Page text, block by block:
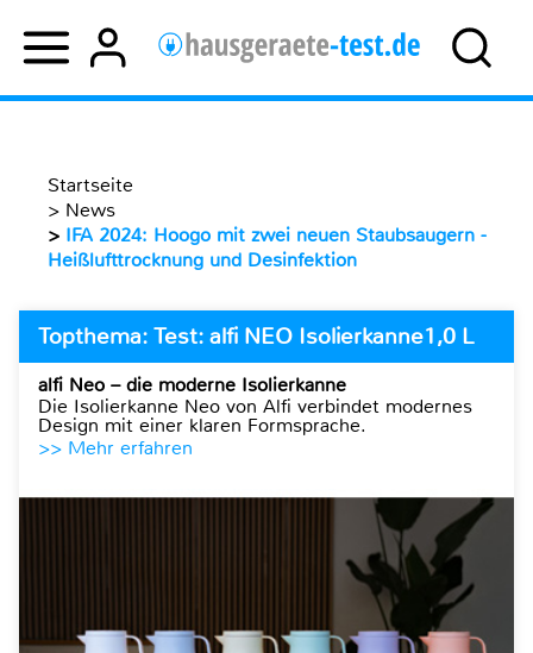
Startseite
> News
> IFA 2024: Hoogo mit zwei neuen Staubsaugern -
Heißlufttrocknung und Desinfektion
Topthema: Test: alfi NEO Isolierkanne1,0 L
alfi Neo – die moderne Isolierkanne
Die Isolierkanne Neo von Alfi verbindet modernes
Design mit einer klaren Formsprache.
>> Mehr erfahren